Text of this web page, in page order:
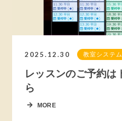
2025.12.30 教室システム
レッスンのご予約は
ら
MORE